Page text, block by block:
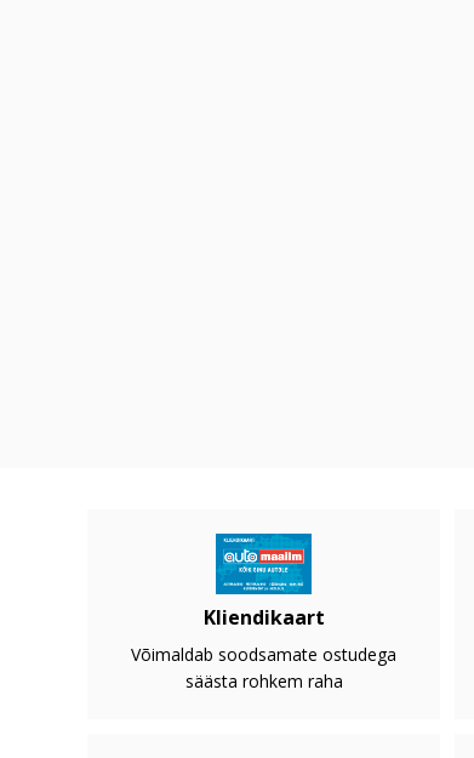
Kliendikaart
Võimaldab soodsamate ostudega
säästa rohkem raha